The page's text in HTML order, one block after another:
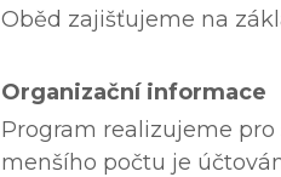
Oběd zajišťujeme na
Organizační informace
Program realizujeme pro
menšího počtu je